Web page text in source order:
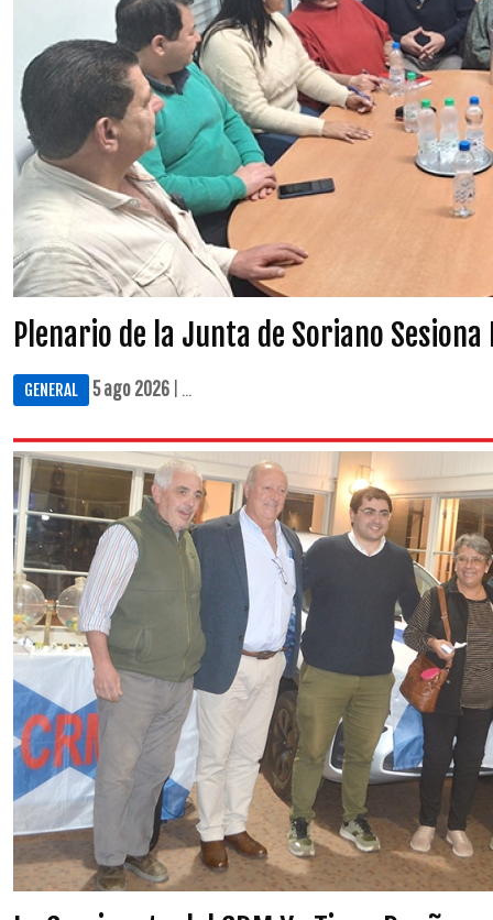
Plenario de la Junta de Soriano Sesiona
GENERAL 5 ago 2026 | ...